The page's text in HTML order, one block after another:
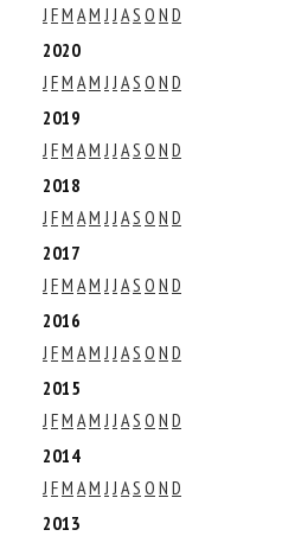
J FM AM J J AS O N D
2020
J FM AM J J AS O N D
2019
J FM AM J J AS O N D
2018
J FM AM J J AS O N D
2017
J FM AM J J AS O N D
2016
J FM AM J J AS O N D
2015
J FM AM J J AS O N D
2014
J FM AM J J AS O N D
2013